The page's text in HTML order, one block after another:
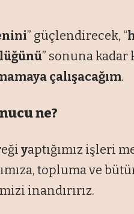
” güçlendirecek, “
” sonuna kadar
çalışacağım.
ne?
yaptığımız işleri
topluma ve
inandırırız.